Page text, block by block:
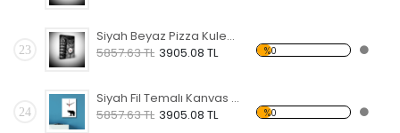
23
Siyah Beyaz Pizza Kulesi ve Uçan Kuşlar Temalı Kanvas Saat
5857.63 TL 3905.08 TL %0
24
Siyah Fil Temalı Kanvas Saat
5857.63 TL 3905.08 TL %0